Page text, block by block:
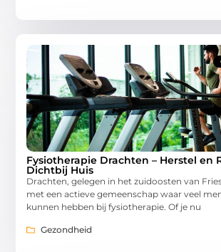
Fysiotherapie Drachten – Herstel en
Dichtbij Huis
Drachten, gelegen in het zuidoosten van
met een actieve gemeenschap waar veel
kunnen hebben bij fysiotherapie. Of je nu
Gezondheid